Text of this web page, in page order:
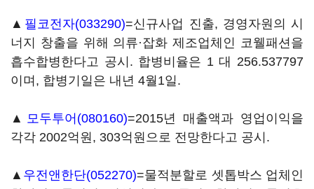
▲ 필코전자(033290)=신규사업 진출, 경영자원의 시
너지 창출을 위해 의류·잡화 제조업체인 코웰패션을
흡수합병한다고 공시. 합병비율은 1 대 256.537797
이며, 합병기일은 내년 4월1일.
▲ 모두투어(080160)=2015년 매출액과 영업이익을
각각 2002억원, 303억원으로 전망한다고 공시.
▲ 우전앤한단(052270)=물적분할로 셋톱박스 업체인